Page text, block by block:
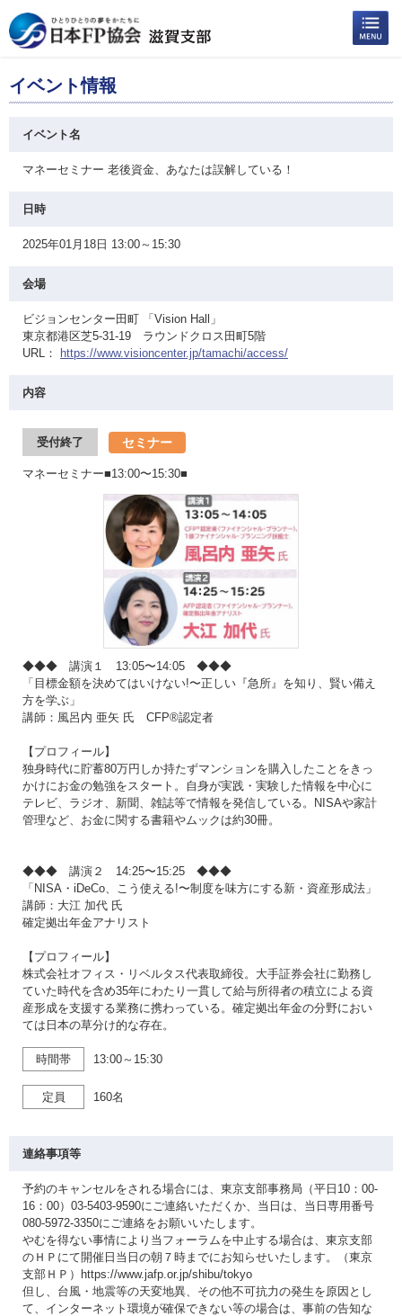
イベント情報
イベント名
マネーセミナー 老後資金、あなたは誤解している！
日時
2025年01月18日 13:00～15:30
会場
ビジョンセンター田町 「Vision Hall」
東京都港区芝5‐31‐19 ラウンドクロス田町5階
URL：
https://www.visioncenter.jp/tamachi/access/
内容
受付終了 セミナー
マネーセミナー■13:00〜15:30■
◆◆◆ 講演１ 13:05〜14:05 ◆◆◆
「目標金額を決めてはいけない!〜正しい『急所』を知り、賢い備え
方を学ぶ」
講師：風呂内 亜矢 氏 CFP®認定者
【プロフィール】
独身時代に貯蓄80万円しか持たずマンションを購入したことをきっ
かけにお金の勉強をスタート。自身が実践・実験した情報を中心に
テレビ、ラジオ、新聞、雑誌等で情報を発信している。NISAや家計
管理など、お金に関する書籍やムックは約30冊。
◆◆◆ 講演２ 14:25〜15:25 ◆◆◆
「NISA・iDeCo、こう使える!〜制度を味方にする新・資産形成法」
講師：大江 加代 氏
確定拠出年金アナリスト
【プロフィール】
株式会社オフィス・リベルタス代表取締役。大手証券会社に勤務し
ていた時代を含め35年にわたり一貫して給与所得者の積立による資
産形成を支援する業務に携わっている。確定拠出年金の分野におい
ては日本の草分け的な存在。
時間帯 13:00～15:30
定員 160名
連絡事項等
予約のキャンセルをされる場合には、東京支部事務局（平日10：00-
16：00）03-5403-9590にご連絡いただくか、当日は、当日専用番号
080-5972-3350にご連絡をお願いいたします。
やむを得ない事情により当フォーラムを中止する場合は、東京支部
のＨＰにて開催日当日の朝７時までにお知らせいたします。（東京
支部ＨＰ）https://www.jafp.or.jp/shibu/tokyo
但し、台風・地震等の天変地異、その他不可抗力の発生を原因とし
て、インターネット環境が確保できない等の場合は、事前の告知な